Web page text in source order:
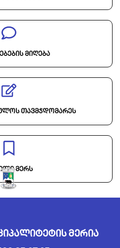
მიღება
თავმჯდომარეს
მერს
მერია